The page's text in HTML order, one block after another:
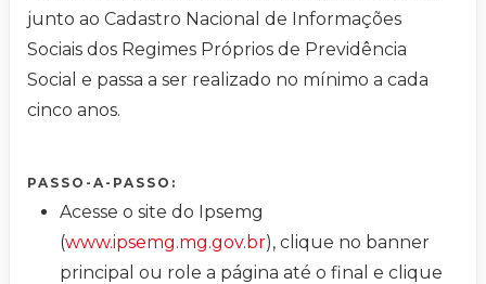
junto ao Cadastro Nacional de Informações
Sociais dos Regimes Próprios de Previdência
Social e passa a ser realizado no mínimo a cada
cinco anos.
PASSO-A-PASSO:
Acesse o site do Ipsemg
(www.ipsemg.mg.gov.br), clique no banner
principal ou role a página até o final e clique